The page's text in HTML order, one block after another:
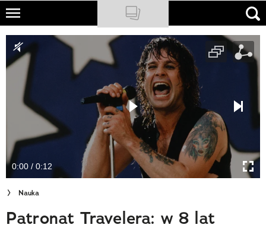
Skip
main
content
NATIONAL GEOGRAPHIC
TRAVELER
PODCASTY
Newsletter
Cuda Polski
Wielki Konkurs Fotograficzny
Trendbook Podróżniczy
0:00 / 0:12
Nauka
Patronat Travelera: w 8 lat